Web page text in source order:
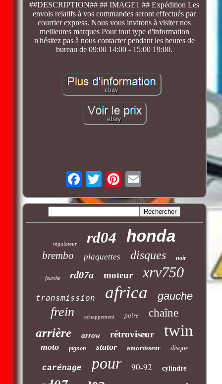
##DESCRIPTION## ## IMAGE1 ## Expédition Les
envois relatifs à vos commandes seront effectués par
courrier express. Nous vous invitons à visiter nos
meilleures marques Pour tout type d'information
n'hésitez pas à nous contacter pendant les heures de
bureau de 09:00 14:00 - 15:00 19:00.
régulateur rd04 honda
brembo plaquettes disques noir
fourche rd07a moteur xrv750
transmission africa gauche
frein echappement paire chaîne
arrière arrow rétroviseur twin
moto pignon stator amortisseur disque
carénage pour 90-92 cylindre